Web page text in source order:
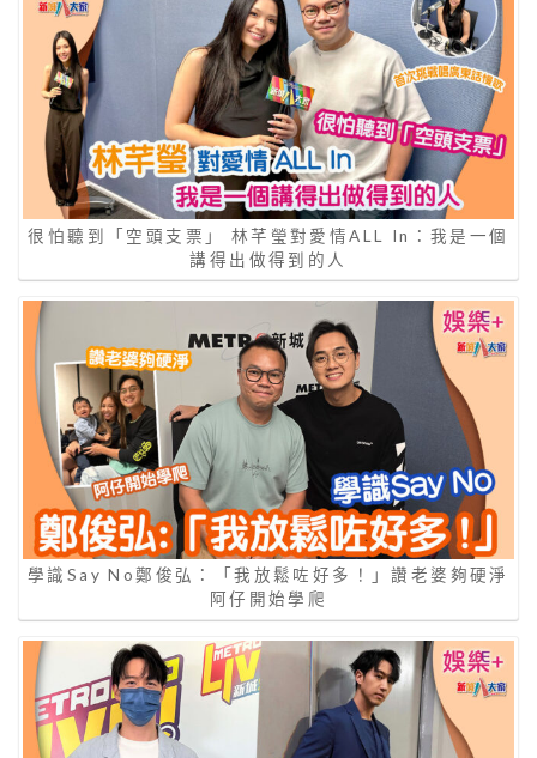
很怕聽到「空頭支票」 林芊瑩對愛情ALL In：我是一個
講得出做得到的人
學識Say No鄭俊弘：「我放鬆咗好多！」讚老婆夠硬淨
阿仔開始學爬